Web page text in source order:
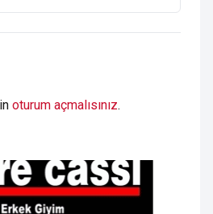
oturum açmalısınız.